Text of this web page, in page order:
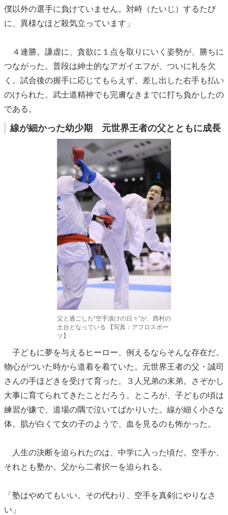
僕以外の選手に負けていません。対峙（たいじ）するたび
に、異様なほど殺気立っています」
４連勝。謙虚に、貪欲に１点を取りにいく姿勢が、勝ちに
つながった。普段は紳士的なアガイエフが、ついに礼を欠
く。試合後の握手に応じてもらえず、差し出した右手も払い
のけられた。武士道精神でも完膚なきまでに打ち負かしたの
である。
線が細かった幼少期 元世界王者の父とともに成長
父と過ごした“空手漬けの日々”が、西村の
土台となっている 【写真：アフロスポー
ツ】
子どもに夢を与えるヒーロー、例えるならそんな存在だ。
物心がついた時から道着を着ていた。元世界王者の父・誠司
さんの手ほどきを受けて育った。３人兄弟の末弟。さぞかし
大事に育てられてきたことだろう。ところが、子どもの頃は
練習が嫌で、道場の隅で泣いてばかりいた。線が細く小さな
体。肌が白くて女の子のようで、血を見るのも怖かった。
人生の決断を迫られたのは、中学に入った頃だ。空手か、
それとも塾か。父から二者択一を迫られる。
「塾はやめてもいい。その代わり、空手を真剣にやりなさ
い」